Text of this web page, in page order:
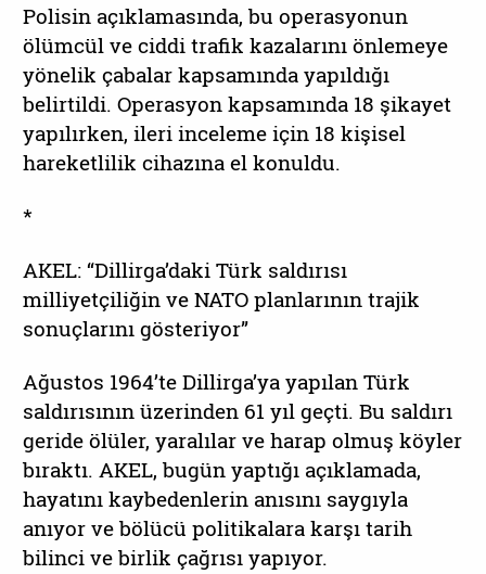
Polisin açıklamasında, bu operasyonun
ölümcül ve ciddi trafik kazalarını önlemeye
yönelik çabalar kapsamında yapıldığı
belirtildi. Operasyon kapsamında 18 şikayet
yapılırken, ileri inceleme için 18 kişisel
hareketlilik cihazına el konuldu.
*
AKEL: “Dillirga’daki Türk saldırısı
milliyetçiliğin ve NATO planlarının trajik
sonuçlarını gösteriyor”
Ağustos 1964’te Dillirga’ya yapılan Türk
saldırısının üzerinden 61 yıl geçti. Bu saldırı
geride ölüler, yaralılar ve harap olmuş köyler
bıraktı. AKEL, bugün yaptığı açıklamada,
hayatını kaybedenlerin anısını saygıyla
anıyor ve bölücü politikalara karşı tarih
bilinci ve birlik çağrısı yapıyor.